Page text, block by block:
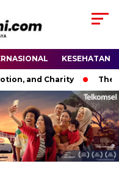
KESEHATAN
and Charity The